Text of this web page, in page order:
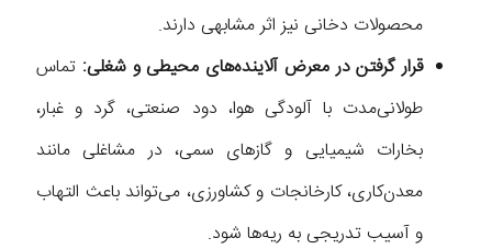
محصولات دخانی نیز اثر مشابهی دارند.
قرار گرفتن در معرض آلاینده‌های محیطی و شغلی: تماس
طولانی‌مدت با آلودگی هوا، دود صنعتی، گرد و غبار،
بخارات شیمیایی و گازهای سمی، در مشاغلی مانند
معدن‌کاری، کارخانجات و کشاورزی، می‌تواند باعث التهاب
و آسیب تدریجی به ریه‌ها شود.